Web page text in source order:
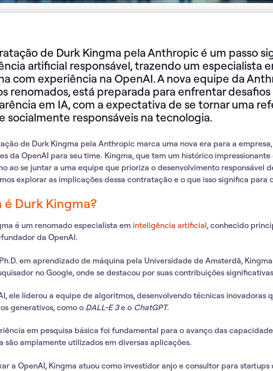
de Durk Kingma pela Anthropic é um passo
artificial responsável, trazendo um especialista
com experiência na OpenAI. A nova equipe da
renomados, está preparada para enfrentar
em IA, com a expectativa de se tornar uma
socialmente responsáveis na tecnologia.
de Durk Kingma pela Anthropic marca uma nova era para a
da OpenAI para seu time. Kingma, que tem um histórico impressionante
ao se juntar a uma equipe que prioriza o desenvolvimento responsável
explorar as implicações dessa contratação e o que isso significa para
é Durk Kingma?
é um renomado especialista em inteligência artificial, conhecido
da OpenAI.
Ph.D. em aprendizado de máquina pela Universidade de Amsterdã,
no Google, onde se destacou por suas contribuições
ele liderou a equipe de algoritmos, desenvolvendo técnicas inovadoras
generativos, como o DALL-E 3e o ChatGPT.
em pesquisa básica foi fundamental para o avanço das
são amplamente utilizados em diversas aplicações.
a OpenAI, Kingma atuou como investidor anjo e consultor para startups